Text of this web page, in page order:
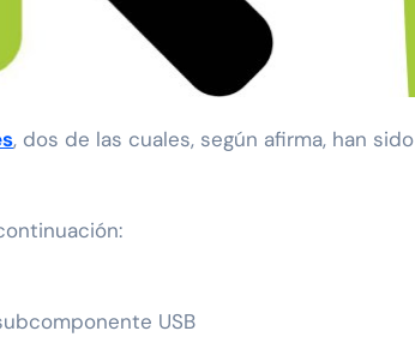
, dos de las cuales, según afirma, han sido
USB